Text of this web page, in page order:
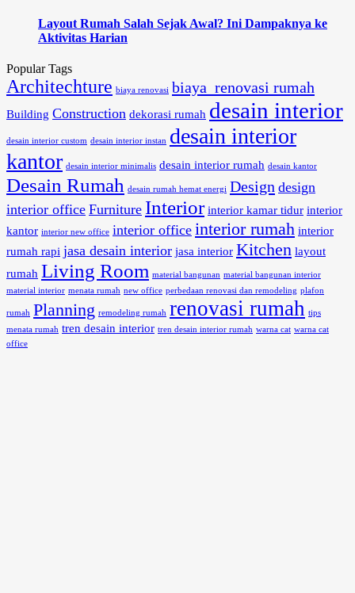
Layout Rumah Salah Sejak Awal? Ini Dampaknya ke
Aktivitas Harian
Popular Tags
Architechture biaya renovasi biaya renovasi rumah
Building Construction dekorasi rumah desain interior
desain interior custom desain interior instan desain interior
kantor desain interior minimalis desain interior rumah desain kantor
Desain Rumah desain rumah hemat energi Design design
interior office Furniture Interior interior kamar tidur interior
kantor interior new office interior office interior rumah interior
rumah rapi jasa desain interior jasa interior Kitchen layout
rumah Living Room material bangunan material bangunan interior
material interior menata rumah new office perbedaan renovasi dan remodeling plafon
rumah Planning remodeling rumah renovasi rumah tips
menata rumah tren desain interior tren desain interior rumah warna cat warna cat
office